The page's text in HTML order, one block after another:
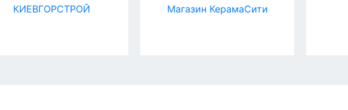
КИЕВГОРСТРОЙ Магазин КерамаСити